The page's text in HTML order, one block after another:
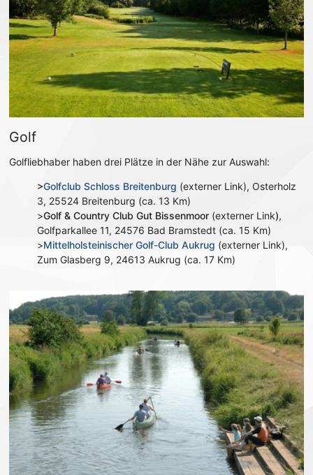
Golf
Golfliebhaber haben drei Plätze in der Nähe zur Auswahl:
>Golfclub Schloss Breitenburg (externer Link), Osterholz
3, 25524 Breitenburg (ca. 13 Km)
>Golf & Country Club Gut Bissenmoor (externer Link),
Golfparkallee 11, 24576 Bad Bramstedt (ca. 15 Km)
>Mittelholsteinischer Golf-Club Aukrug (externer Link),
Zum Glasberg 9, 24613 Aukrug (ca. 17 Km)